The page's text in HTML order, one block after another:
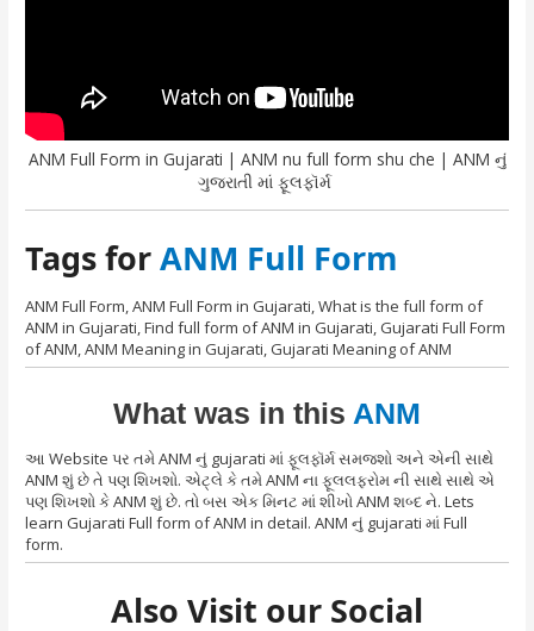
ANM Full Form in Gujarati | ANM nu full form shu che | ANM નું
ગુજરાતી માં ફૂલફૉર્મ
Tags forANM Full Form
ANM Full Form, ANM Full Form in Gujarati, What is the full form of
ANM in Gujarati, Find full form of ANM in Gujarati, Gujarati Full Form
of ANM, ANM Meaning in Gujarati, Gujarati Meaning of ANM
What was in this ANM
આ Website પર તમે ANM નું gujarati માં ફૂલફૉર્મ સમજશો અને એની સાથે
ANM શું છે તે પણ શિખશો. એટ્લે કે તમે ANM ના ફૂલલફરોમ ની સાથે સાથે એ
પણ શિખશો કે ANM શું છે. તો બસ એક મિનટ માં શીખો ANM શબ્દ ને. Lets
learn Gujarati Full form of ANM in detail. ANM નું gujarati માં Full
form.
Also Visit our Social